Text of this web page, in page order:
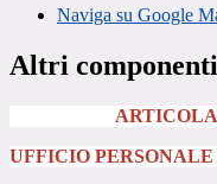
Naviga su Google
Altri componenti
UFFICIO PERSONALE